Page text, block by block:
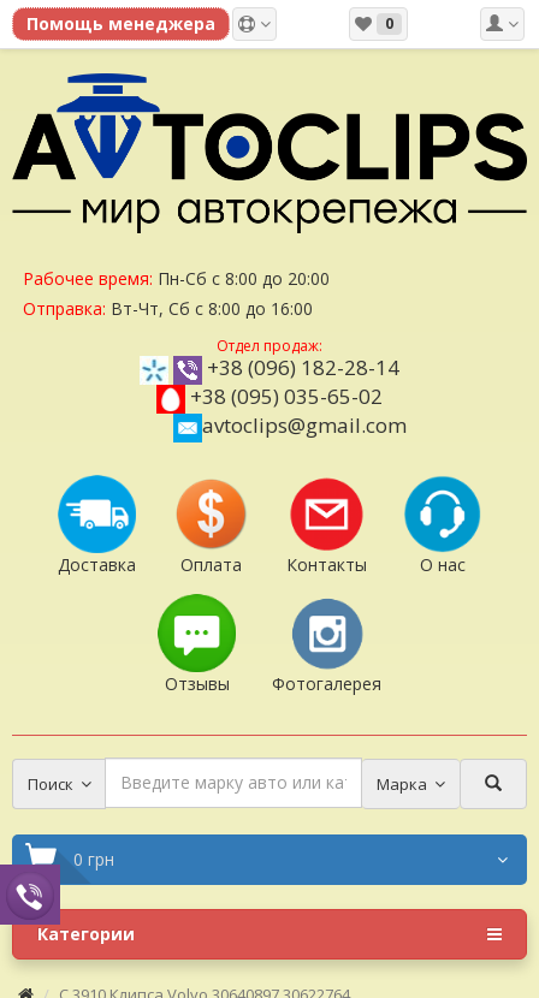
0
Рабочее время: Пн-Сб с 8:00 до 20:00
Отправка: Вт-Чт, Сб с 8:00 до 16:00
Отдел продаж:
+38 (096) 182-28-14
+38 (095) 035-65-02
avtoclips@gmail.com
Доставка Оплата Контакты О нас
Отзывы Фотогалерея
Поиск Марка
0 грн
Категории